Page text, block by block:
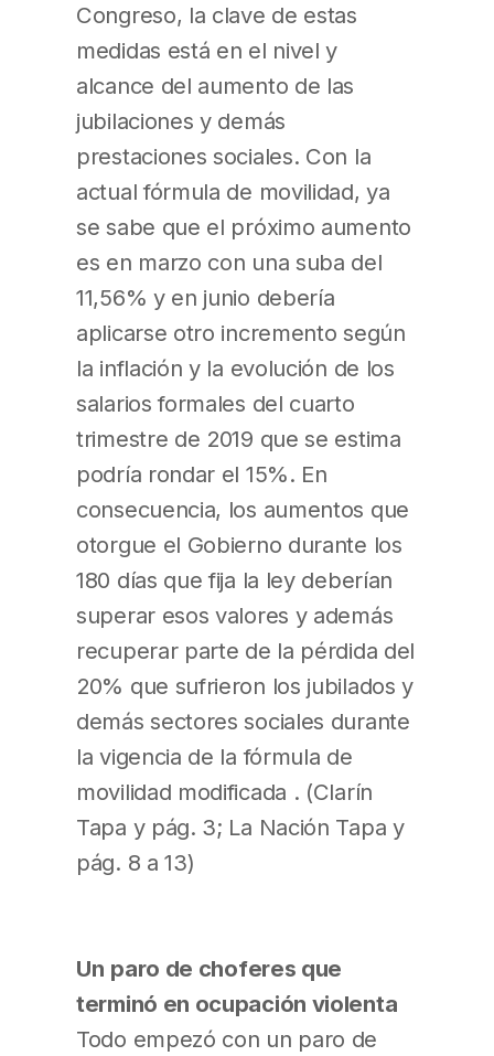
Congreso, la clave de estas
medidas está en el nivel y
alcance del aumento de las
jubilaciones y demás
prestaciones sociales. Con la
actual fórmula de movilidad, ya
se sabe que el próximo aumento
es en marzo con una suba del
11,56% y en junio debería
aplicarse otro incremento según
la inflación y la evolución de los
salarios formales del cuarto
trimestre de 2019 que se estima
podría rondar el 15%. En
consecuencia, los aumentos que
otorgue el Gobierno durante los
180 días que fija la ley deberían
superar esos valores y además
recuperar parte de la pérdida del
20% que sufrieron los jubilados y
demás sectores sociales durante
la vigencia de la fórmula de
movilidad modificada . (Clarín
Tapa y pág. 3; La Nación Tapa y
pág. 8 a 13)
Un paro de choferes que
terminó en ocupación violenta
Todo empezó con un paro de